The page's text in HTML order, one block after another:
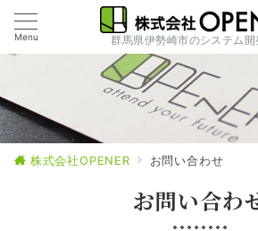
Menu 群馬県伊勢崎市のシステム開
株式会社OPENER お問い合わせ
お問い合わ